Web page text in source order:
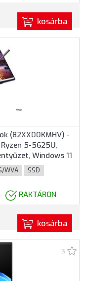
kosárba
(82XX00KMHV) -
5-5625U,
Windows 11
WVA
SSD
RAKTÁRON
kosárba
3